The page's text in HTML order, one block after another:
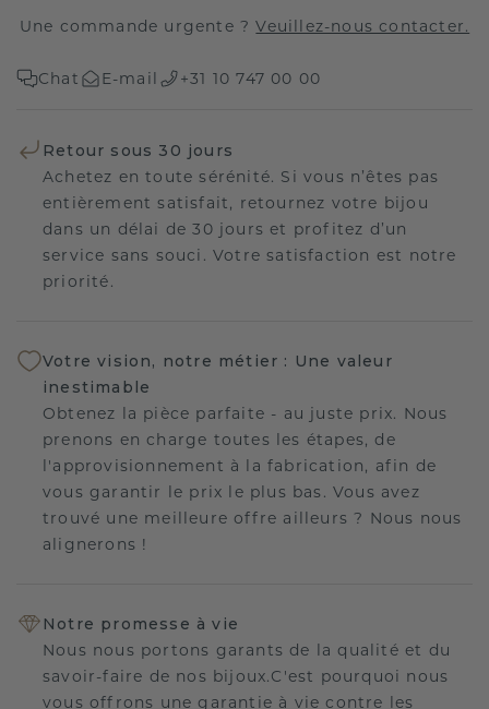
Une commande urgente ?Veuillez-nous contacter.
Chat E-mail +31 10 747 00 00
Retour sous 30 jours
Achetez en toute sérénité. Si vous n’êtes pas
entièrement satisfait, retournez votre bijou
dans un délai de 30 jours et profitez d’un
service sans souci. Votre satisfaction est notre
priorité.
Votre vision, notre métier : Une valeur
inestimable
Obtenez la pièce parfaite - au juste prix. Nous
prenons en charge toutes les étapes, de
l'approvisionnement à la fabrication, afin de
vous garantir le prix le plus bas. Vous avez
trouvé une meilleure offre ailleurs ? Nous nous
alignerons !
Notre promesse à vie
Nous nous portons garants de la qualité et du
savoir-faire de nos bijoux.C'est pourquoi nous
vous offrons une garantie à vie contre les